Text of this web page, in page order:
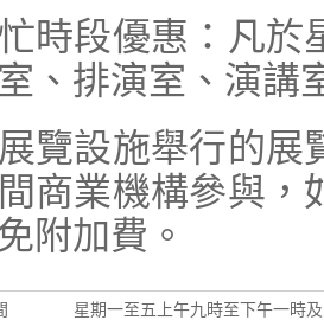
時段優惠：凡於
、排演室、演講
覽設施舉行的展
商業機構參與，
附加費。
星期一至五上午九時至下午一時及